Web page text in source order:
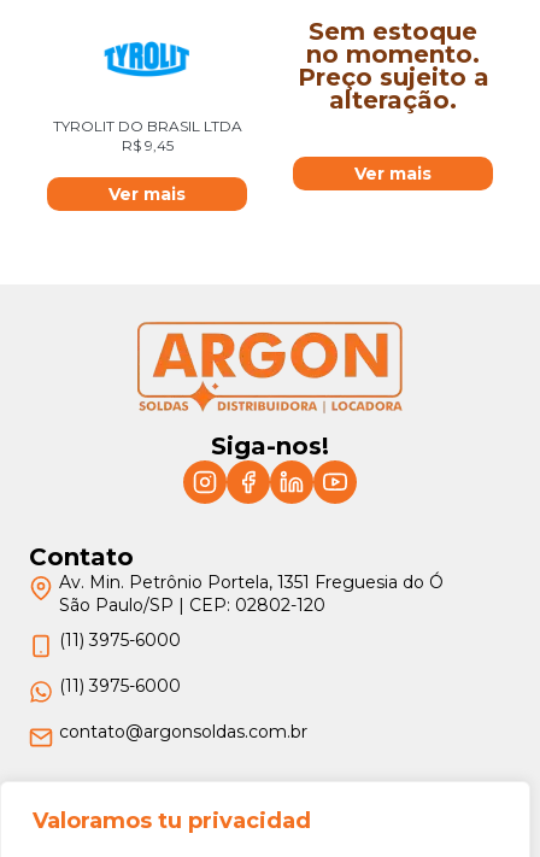
Valoramos tu privacidad
TYROLIT DO BRASIL LTDA
R$9,45
Ver mais
Sem estoque
no momento.
Preço sujeito a
alteração.
Ver mais
Siga-nos!
Contato
Av. Min. Petrônio Portela, 1351 Freguesia do Ó
São Paulo/SP | CEP: 02802-120
(11) 3975-6000
(11) 3975-6000
contato@argonsoldas.com.br
Jurídico
Termos e Condições